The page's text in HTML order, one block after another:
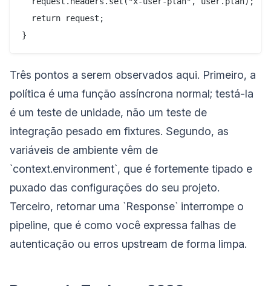
  return request;
Três pontos a serem observados aqui. Primeiro, a
política é uma função assíncrona normal; testá-la
é um teste de unidade, não um teste de
integração pesado em fixtures. Segundo, as
variáveis de ambiente vêm de
`context.environment`, que é fortemente tipado e
puxado das configurações do seu projeto.
Terceiro, retornar uma `Response` interrompe o
pipeline, que é como você expressa falhas de
autenticação ou erros upstream de forma limpa.